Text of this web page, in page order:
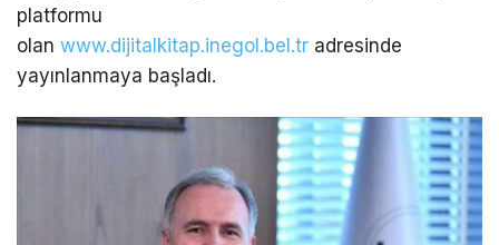
platformu
olan www.dijitalkitap.inegol.bel.tr adresinde
yayınlanmaya başladı.